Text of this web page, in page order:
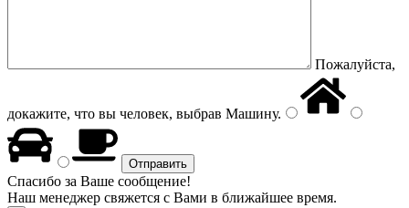
Пожалуйста,
докажите, что вы человек, выбрав Машину.
Спасибо за Ваше сообщение!
Наш менеджер свяжется с Вами в ближайшее время.